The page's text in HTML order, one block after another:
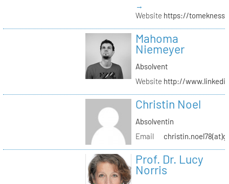
→
Website https://
Mahoma
Niemeyer
Absolvent
Website http://
Christin Noel
Absolventin
Email
Prof. Dr. Lucy
Norris